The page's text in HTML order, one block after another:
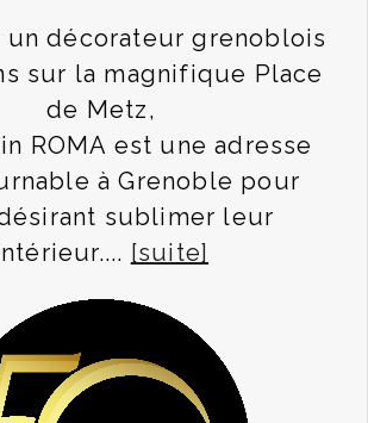
un décorateur grenoblois
sur la magnifique Place
de Metz,
ROMA est une adresse
à Grenoble pour
sublimer leur
[suite]